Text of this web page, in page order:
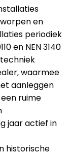
en
periodiek
en NEN 3140
waarmee
aanleggen
ruime
jaar actief in
historische